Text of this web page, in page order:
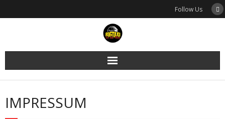
Follow Us
IMPRESSUM